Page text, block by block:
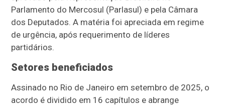
Parlamento do Mercosul (Parlasul) e pela Câmara
dos Deputados. A matéria foi apreciada em regime
de urgência, após requerimento de líderes
partidários.
Setores beneficiados
Assinado no Rio de Janeiro em setembro de 2025, o
acordo é dividido em 16 capítulos e abrange